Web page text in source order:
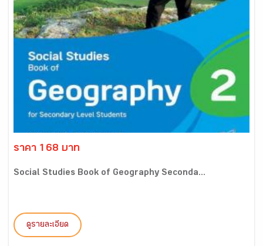
ราคา 168 บาท
Social Studies Book of Geography Seconda...
ดูรายละเอียด